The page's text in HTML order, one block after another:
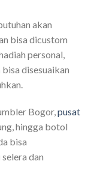
akan
bisa dicustom
personal,
disesuaikan
Bogor,pusat
hingga botol
bisa
dan